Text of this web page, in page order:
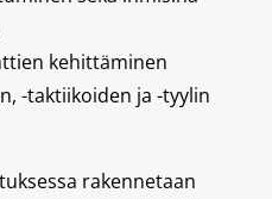
kehittäminen
-taktiikoiden ja -tyylin
rakennetaan